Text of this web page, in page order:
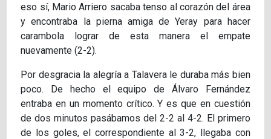
eso sí, Mario Arriero sacaba tenso al corazón del área
y encontraba la pierna amiga de Yeray para hacer
carambola lograr de esta manera el empate
nuevamente (2-2).
Por desgracia la alegría a Talavera le duraba más bien
poco. De hecho el equipo de Álvaro Fernández
entraba en un momento crítico. Y es que en cuestión
de dos minutos pasábamos del 2-2 al 4-2. El primero
de los goles, el correspondiente al 3-2, llegaba con